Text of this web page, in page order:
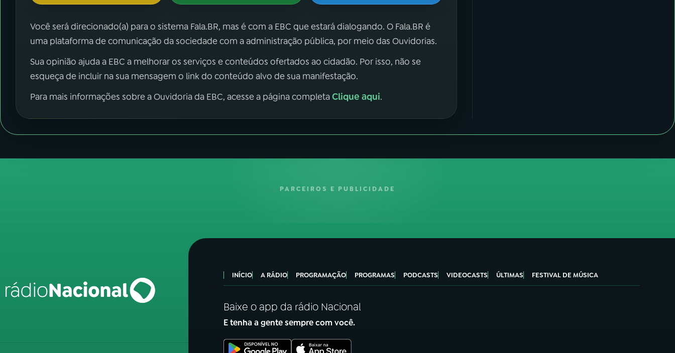
Você será direcionado(a) para o sistema Fala.BR, mas é com a EBC que estará dialogando. O Fala.BR é
uma plataforma de comunicação da sociedade com a administração pública, por meio das Ouvidorias.
Sua opinião ajuda a EBC a melhorar os serviços e conteúdos ofertados ao cidadão. Por isso, não se
esqueça de incluir na sua mensagem o link do conteúdo alvo de sua manifestação.
Para mais informações sobre a Ouvidoria da EBC, acesse a página completaClique aqui.
PARCEIROS E PUBLICIDADE
INÍCIO A RÁDIO PROGRAMAÇÃO PROGRAMAS PODCASTS VIDEOCASTS ÚLTIMAS FESTIVAL DE MÚSICA
Baixe o app da rádio Nacional
E tenha a gente sempre com você.